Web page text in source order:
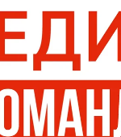
здоровья и